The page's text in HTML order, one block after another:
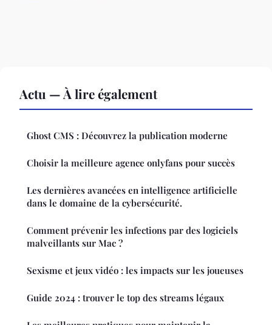
Actu — À lire également
Ghost CMS : Découvrez la publication moderne
Choisir la meilleure agence onlyfans pour succès
Les dernières avancées en intelligence artificielle
dans le domaine de la cybersécurité.
Comment prévenir les infections par des logiciels
malveillants sur Mac ?
Sexisme et jeux vidéo : les impacts sur les joueuses
Guide 2024 : trouver le top des streams légaux